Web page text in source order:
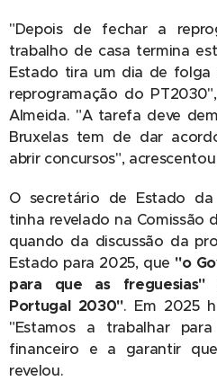
"Depois de fechar a
trabalho de casa termina
Estado tira um dia de folga
reprogramação do
Almeida. "A tarefa deve
Bruxelas tem de dar
abrir concursos",
O secretário de Estado
tinha revelado na Comissão
quando da discussão da
Estado para 2025, que "o
para que as freguesias"
Portugal 2030". Em 2025
"Estamos a trabalhar
financeiro e a garantir
revelou.